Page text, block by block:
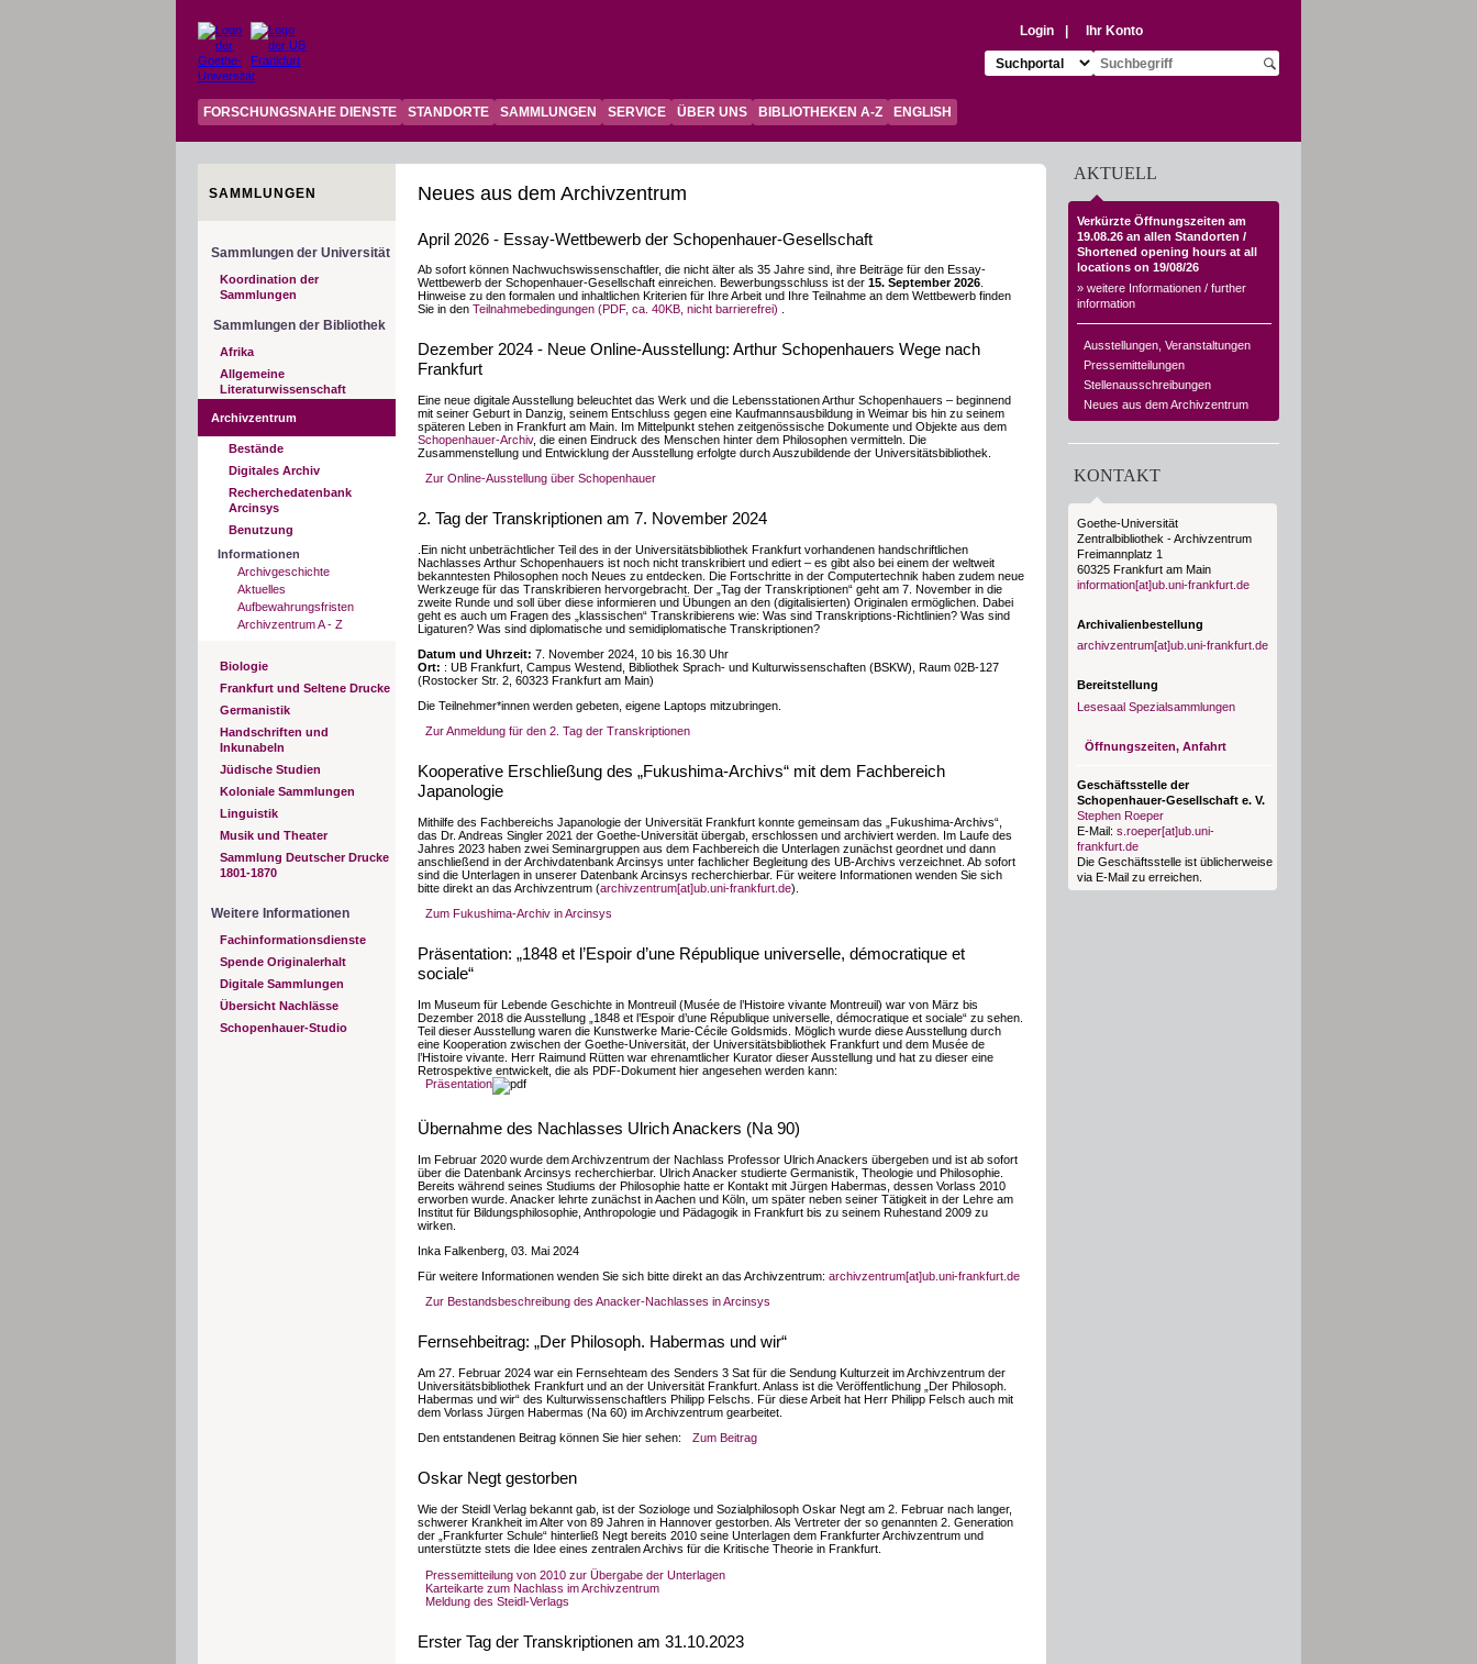
Login
Ihr Konto
Suchziel auswählen:Suchbegriff eingeben:
Suche starten
FORSCHUNGSNAHE DIENSTE STANDORTE SAMMLUNGEN SERVICE ÜBER UNS BIBLIOTHEKEN A-Z ENGLISH
SAMMLUNGEN
Sammlungen der Universität
Koordination der
Sammlungen
Sammlungen der Bibliothek
Afrika
Allgemeine
Literaturwissenschaft
Archivzentrum
Bestände
Digitales Archiv
Recherchedatenbank
Arcinsys
Benutzung
Informationen
Archivgeschichte
Aktuelles
Aufbewahrungsfristen
Archivzentrum A - Z
Biologie
Frankfurt und Seltene Drucke
Germanistik
Handschriften und
Inkunabeln
Jüdische Studien
Koloniale Sammlungen
Linguistik
Musik und Theater
Sammlung Deutscher Drucke
1801-1870
Weitere Informationen
Fachinformationsdienste
Spende Originalerhalt
Digitale Sammlungen
Übersicht Nachlässe
Schopenhauer-Studio
Neues aus dem Archivzentrum
April 2026 - Essay-Wettbewerb der Schopenhauer-Gesellschaft
Ab sofort können Nachwuchswissenschaftler, die nicht älter als 35 Jahre sind, ihre Beiträge für den Essay-
Wettbewerb der Schopenhauer-Gesellschaft einreichen. Bewerbungsschluss ist der 15. September 2026
Hinweise zu den formalen und inhaltlichen Kriterien für Ihre Arbeit und Ihre Teilnahme an dem Wettbewerb finden
Sie in den Teilnahmebedingungen (PDF, ca. 40KB, nicht barrierefrei)
Dezember 2024 - Neue Online-Ausstellung: Arthur Schopenhauers Wege nach
Frankfurt
Eine neue digitale Ausstellung beleuchtet das Werk und die Lebensstationen Arthur Schopenhauers – beginnend
mit seiner Geburt in Danzig, seinem Entschluss gegen eine Kaufmannsausbildung in Weimar bis hin zu seinem
späteren Leben in Frankfurt am Main. Im Mittelpunkt stehen zeitgenössische Dokumente und Objekte aus dem
Schopenhauer-Archiv, die einen Eindruck des Menschen hinter dem Philosophen vermitteln. Die
Zusammenstellung und Entwicklung der Ausstellung erfolgte durch Auszubildende der Universitätsbibliothek.
Zur Online-Ausstellung über Schopenhauer
2. Tag der Transkriptionen am 7. November 2024
.Ein nicht unbeträchtlicher Teil des in der Universitätsbibliothek Frankfurt vorhandenen handschriftlichen
Nachlasses Arthur Schopenhauers ist noch nicht transkribiert und ediert – es gibt also bei einem der weltweit
bekanntesten Philosophen noch Neues zu entdecken. Die Fortschritte in der Computertechnik haben zudem neue
Werkzeuge für das Transkribieren hervorgebracht. Der „Tag der Transkriptionen“ geht am 7. November in die
zweite Runde und soll über diese informieren und Übungen an den (digitalisierten) Originalen ermöglichen. Dabei
geht es auch um Fragen des „klassischen“ Transkribierens wie: Was sind Transkriptions-Richtlinien? Was sind
Ligaturen? Was sind diplomatische und semidiplomatische Transkriptionen?
Datum und Uhrzeit: 7. November 2024, 10 bis 16.30 Uhr
Ort: : UB Frankfurt, Campus Westend, Bibliothek Sprach- und Kulturwissenschaften (BSKW), Raum 02B-127
(Rostocker Str. 2, 60323 Frankfurt am Main)
Die Teilnehmer*innen werden gebeten, eigene Laptops mitzubringen.
Zur Anmeldung für den 2. Tag der Transkriptionen
Kooperative Erschließung des „Fukushima-Archivs“ mit dem Fachbereich
Japanologie
Mithilfe des Fachbereichs Japanologie der Universität Frankfurt konnte gemeinsam das „Fukushima-Archivs“,
das Dr. Andreas Singler 2021 der Goethe-Universität übergab, erschlossen und archiviert werden. Im Laufe des
Jahres 2023 haben zwei Seminargruppen aus dem Fachbereich die Unterlagen zunächst geordnet und dann
anschließend in der Archivdatenbank Arcinsys unter fachlicher Begleitung des UB-Archivs verzeichnet. Ab sofort
sind die Unterlagen in unserer Datenbank Arcinsys recherchierbar. Für weitere Informationen wenden Sie sich
bitte direkt an das Archivzentrum (archivzentrum[at]ub.uni-frankfurt.de).
Zum Fukushima-Archiv in Arcinsys
Präsentation: „1848 et l’Espoir d’une République universelle, démocratique et
sociale“
Im Museum für Lebende Geschichte in Montreuil (Musée de l’Histoire vivante Montreuil) war von März bis
Dezember 2018 die Ausstellung „1848 et l’Espoir d’une République universelle, démocratique et sociale“ zu sehen.
Teil dieser Ausstellung waren die Kunstwerke Marie-Cécile Goldsmids. Möglich wurde diese Ausstellung durch
eine Kooperation zwischen der Goethe-Universität, der Universitätsbibliothek Frankfurt und dem Musée de
l’Histoire vivante. Herr Raimund Rütten war ehrenamtlicher Kurator dieser Ausstellung und hat zu dieser eine
Retrospektive entwickelt, die als PDF-Dokument hier angesehen werden kann:
Präsentation
Übernahme des Nachlasses Ulrich Anackers (Na 90)
Im Februar 2020 wurde dem Archivzentrum der Nachlass Professor Ulrich Anackers übergeben und ist ab sofort
über die Datenbank Arcinsys recherchierbar. Ulrich Anacker studierte Germanistik, Theologie und Philosophie.
Bereits während seines Studiums der Philosophie hatte er Kontakt mit Jürgen Habermas, dessen Vorlass 2010
erworben wurde. Anacker lehrte zunächst in Aachen und Köln, um später neben seiner Tätigkeit in der Lehre am
Institut für Bildungsphilosophie, Anthropologie und Pädagogik in Frankfurt bis zu seinem Ruhestand 2009 zu
wirken.
Inka Falkenberg, 03. Mai 2024
Für weitere Informationen wenden Sie sich bitte direkt an das Archivzentrum: archivzentrum[at]ub.uni-frankfurt.de
Zur Bestandsbeschreibung des Anacker-Nachlasses in Arcinsys
Fernsehbeitrag: „Der Philosoph. Habermas und wir“
Am 27. Februar 2024 war ein Fernsehteam des Senders 3 Sat für die Sendung Kulturzeit im Archivzentrum der
Universitätsbibliothek Frankfurt und an der Universität Frankfurt. Anlass ist die Veröffentlichung „Der Philosoph.
Habermas und wir“ des Kulturwissenschaftlers Philipp Felschs. Für diese Arbeit hat Herr Philipp Felsch auch mit
dem Vorlass Jürgen Habermas (Na 60) im Archivzentrum gearbeitet.
Den entstandenen Beitrag können Sie hier sehen:
Zum Beitrag
Oskar Negt gestorben
Wie der Steidl Verlag bekannt gab, ist der Soziologe und Sozialphilosoph Oskar Negt am 2. Februar nach langer,
schwerer Krankheit im Alter von 89 Jahren in Hannover gestorben. Als Vertreter der so genannten 2. Generation
der „Frankfurter Schule“ hinterließ Negt bereits 2010 seine Unterlagen dem Frankfurter Archivzentrum und
unterstützte stets die Idee eines zentralen Archivs für die Kritische Theorie in Frankfurt.
Pressemitteilung von 2010 zur Übergabe der Unterlagen
Karteikarte zum Nachlass im Archivzentrum
Meldung des Steidl-Verlags
Erster Tag der Transkriptionen am 31.10.2023
AKTUELL
Verkürzte Öffnungszeiten am
19.08.26 an allen Standorten /
Shortened opening hours at all
locations on 19/08/26
» weitere Informationen / further
information
Ausstellungen, Veranstaltungen
Pressemitteilungen
Stellenausschreibungen
Neues aus dem Archivzentrum
KONTAKT
Goethe-Universität
Zentralbibliothek - Archivzentrum
Freimannplatz 1
60325 Frankfurt am Main
information[at]ub.uni-frankfurt.de
Archivalienbestellung
archivzentrum[at]ub.uni-frankfurt.de
Bereitstellung
Lesesaal Spezialsammlungen
Öffnungszeiten, Anfahrt
Geschäftsstelle der
Schopenhauer-Gesellschaft e. V.
Stephen Roeper
E-Mail: s.roeper[at]ub.uni-
frankfurt.de
Die Geschäftsstelle ist üblicherweise
via E-Mail zu erreichen.